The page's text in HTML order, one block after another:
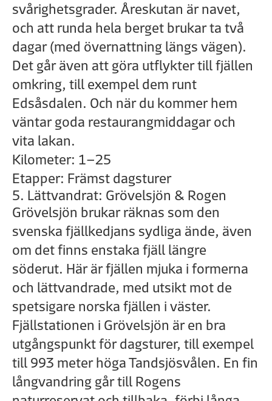
svårighetsgrader. Åreskutan är navet,
och att runda hela berget brukar ta två
dagar (med övernattning längs vägen).
Det går även att göra utflykter till fjällen
omkring, till exempel dem runt
Edsåsdalen. Och när du kommer hem
väntar goda restaurangmiddagar och
vita lakan.
Kilometer: 1–25
Etapper: Främst dagsturer
5. Lättvandrat: Grövelsjön & Rogen
Grövelsjön brukar räknas som den
svenska fjällkedjans sydliga ände, även
om det finns enstaka fjäll längre
söderut. Här är fjällen mjuka i formerna
och lättvandrade, med utsikt mot de
spetsigare norska fjällen i väster.
Fjällstationen i Grövelsjön är en bra
utgångspunkt för dagsturer, till exempel
till 993 meter höga Tandsjösvålen. En fin
långvandring går till Rogens